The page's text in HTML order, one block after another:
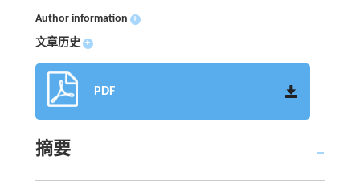
Author information +
文章历史 +
PDF
摘要